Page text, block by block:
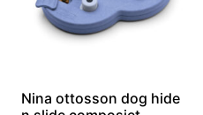
Nina ottosson dog hide